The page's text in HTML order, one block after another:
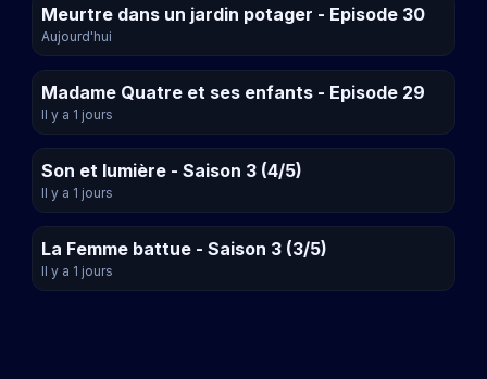
Meurtre dans un jardin potager - Episode 30
Aujourd'hui
Madame Quatre et ses enfants - Episode 29
Il y a 1 jours
Son et lumière - Saison 3 (4/5)
Il y a 1 jours
La Femme battue - Saison 3 (3/5)
Il y a 1 jours